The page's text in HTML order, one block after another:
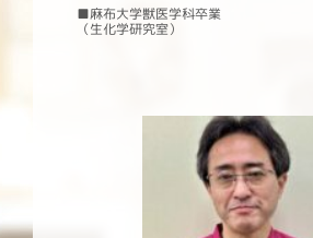
■麻布大学獣医学科卒業
（生化学研究室）